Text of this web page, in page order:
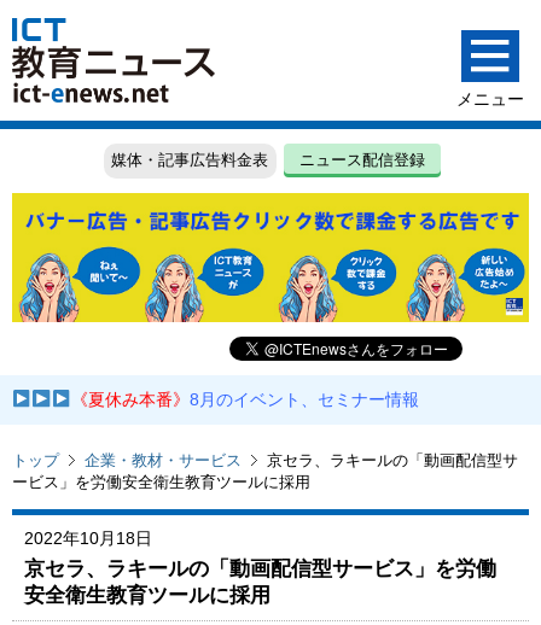
媒体・記事広告料金表 ニュース配信登録
《夏休み本番》8月のイベント、セミナー情報
トップ 企業・教材・サービス
京セラ、ラキールの「動画配信型サ
ービス」を労働安全衛生教育ツールに採用
2022年10月18日
京セラ、ラキールの「動画配信型サービス」を労働
安全衛生教育ツールに採用